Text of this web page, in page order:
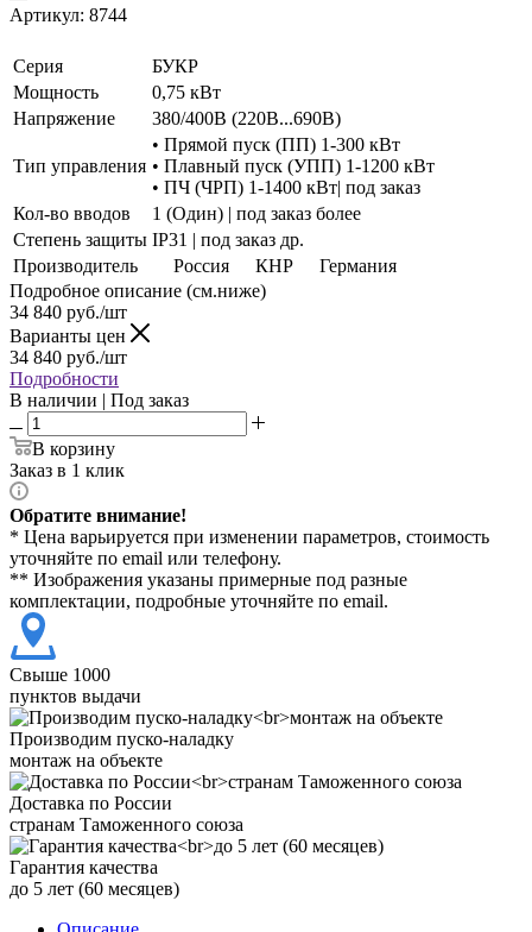
Артикул: 8744
Серия
БУКР
Мощность
0,75 кВт
Напряжение
380/400В (220В...690В)
Тип управления
• Прямой пуск (ПП) 1-300 кВт
• Плавный пуск (УПП) 1-1200 кВт
• ПЧ (ЧРП) 1-1400 кВт| под заказ
Кол-во вводов
1 (Один) | под заказ более
Степень защиты IP31 | под заказ др.
Производитель
Россия КНР
Германия
Подробное описание (см.ниже)
34 840 руб./шт
Варианты цен
34 840 руб./шт
Подробности
В наличии | Под заказ
В корзину
Заказ в 1 клик
Обратите внимание!
* Цена варьируется при изменении параметров, стоимость
уточняйте по email или телефону.
** Изображения указаны примерные под разные
комплектации, подробные уточняйте по email.
Свыше 1000
пунктов выдачи
Производим пуско-наладку
монтаж на объекте
Доставка по России
странам Таможенного союза
Гарантия качества
до 5 лет (60 месяцев)